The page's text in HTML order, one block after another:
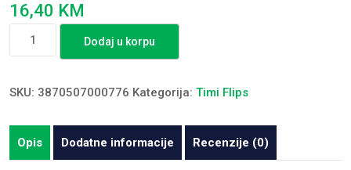
16,40 KM
30g,
35
kom/karton
količina
Dodaj u korpu
SKU: 3870507000776 Kategorija: Timi Flips
Opis Dodatne informacije Recenzije (0)